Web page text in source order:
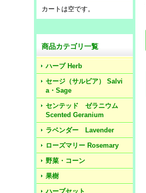
カートは空です。
商品カテゴリ一覧
ハーブ Herb
セージ（サルビア） Salvi
a・Sage
センテッド ゼラニウム
Scented Geranium
ラベンダー Lavender
ローズマリー Rosemary
野菜・コーン
果樹
ハーブセット